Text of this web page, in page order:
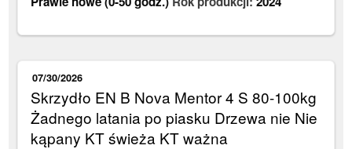
07/30/2026
Skrzydło EN B Nova Mentor 4 S 80-100kg
Żadnego latania po piasku Drzewa nie Nie
kąpany KT świeża KT ważna